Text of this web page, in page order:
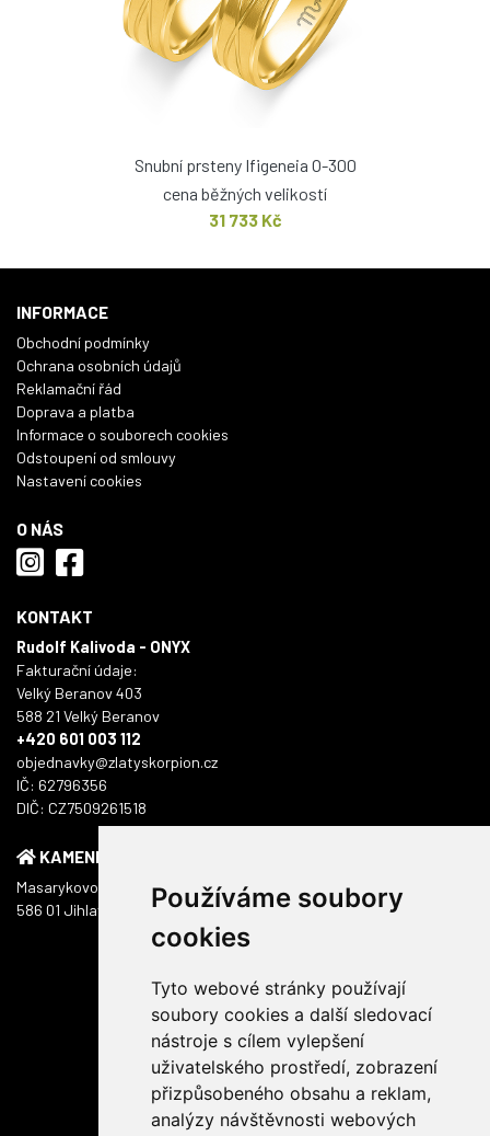
Používáme soubory
cookies
Tyto webové stránky používají
soubory cookies a další sledovací
nástroje s cílem vylepšení
uživatelského prostředí, zobrazení
přizpůsobeného obsahu a reklam,
analýzy návštěvnosti webových
Snubní prsteny Ifigeneia O-300
cena běžných velikostí
31 733 Kč
INFORMACE
Obchodní podmínky
Ochrana osobních údajů
Reklamační řád
Doprava a platba
Informace o souborech cookies
Odstoupení od smlouvy
Nastavení cookies
O NÁS
KONTAKT
Rudolf Kalivoda - ONYX
Fakturační údaje:
Velký Beranov 403
588 21 Velký Beranov
+420 601 003 112
objednavky@zlatyskorpion.cz
IČ: 62796356
DIČ: CZ7509261518
KAMENNÁ PRODEJNA
Masarykovo náměstí 1217/51
586 01 Jihlava